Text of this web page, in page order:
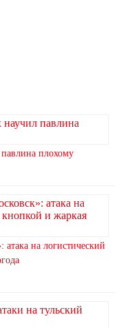
плохому
на логистический